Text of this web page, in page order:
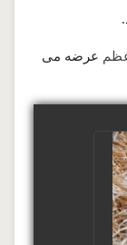
عرضه می